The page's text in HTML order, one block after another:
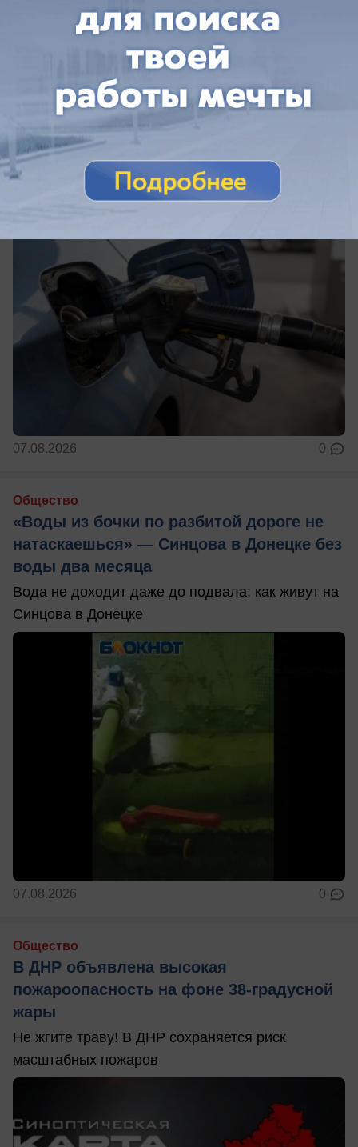
07.08.2026
Цены на бензин в ДНР 7 августа — до
210 рублей за литр
115 рублей разницы: сколько стоит бензин в
Донецке и Макеевке
07.08.2026 0
Общество
«Воды из бочки по разбитой дороге не
натаскаешься» — Синцова в Донецке без
воды два месяца
Вода не доходит даже до подвала: как живут на
Синцова в Донецке
07.08.2026 0
Общество
В ДНР объявлена высокая
пожароопасность на фоне 38-градусной
жары
Не жгите траву! В ДНР сохраняется риск
масштабных пожаров